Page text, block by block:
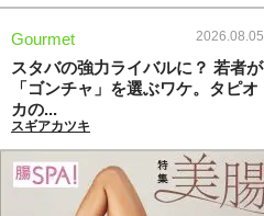
Gourmet 2026.08.05
スタバの強力ライバルに？ 若者が
「ゴンチャ」を選ぶワケ。タピオ
カの...
スギアカツキ